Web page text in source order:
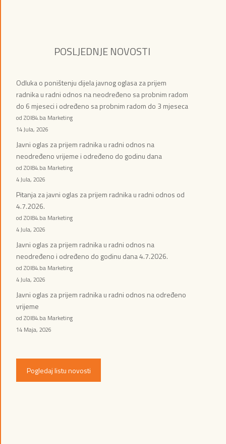
POSLJEDNJE NOVOSTI
Odluka o poništenju dijela javnog oglasa za prijem
radnika u radni odnos na neodređeno sa probnim radom
do 6 mjeseci i određeno sa probnim radom do 3 mjeseca
od ZOI84.ba Marketing
14 Jula, 2026
Javni oglas za prijem radnika u radni odnos na
neodređeno vrijeme i određeno do godinu dana
od ZOI84.ba Marketing
4 Jula, 2026
Pitanja za javni oglas za prijem radnika u radni odnos od
4.7.2026.
od ZOI84.ba Marketing
4 Jula, 2026
Javni oglas za prijem radnika u radni odnos na
neodređeno i određeno do godinu dana 4.7.2026.
od ZOI84.ba Marketing
4 Jula, 2026
Javni oglas za prijem radnika u radni odnos na određeno
vrijeme
od ZOI84.ba Marketing
14 Maja, 2026
Pogledaj listu novosti